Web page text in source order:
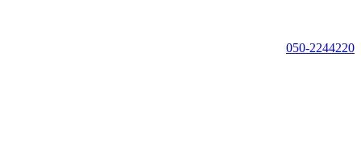
050-2244220